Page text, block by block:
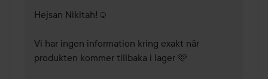
Hejsan Nikitah!☺️
Vi har ingen information kring exakt när
produkten kommer tillbaka i lager 🩷